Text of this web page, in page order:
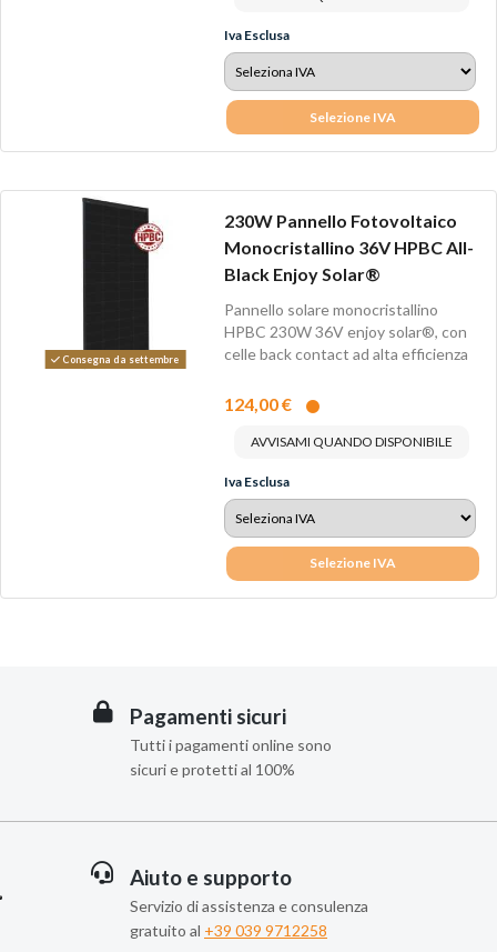
Iva Esclusa
Selezione IVA
Consegna da settembre
230W Pannello Fotovoltaico
Monocristallino 36V HPBC All-
Black Enjoy Solar®
Pannello solare monocristallino
HPBC 230W 36V enjoy solar®, con
celle back contact ad alta efficienza
124,00 €
AVVISAMI QUANDO DISPONIBILE
Iva Esclusa
Selezione IVA
Pagamenti sicuri
Tutti i pagamenti online sono
sicuri e protetti al 100%
Aiuto e supporto
Servizio di assistenza e consulenza
gratuito al +39 039 9712258